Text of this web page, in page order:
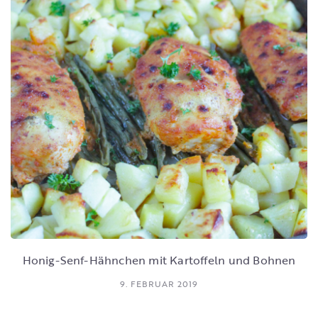
Honig-Senf-Hähnchen mit Kartoffeln und Bohnen
9. FEBRUAR 2019